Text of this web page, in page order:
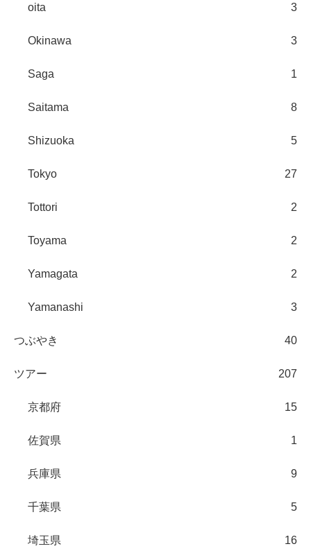
oita 3
Okinawa 3
Saga 1
Saitama 8
Shizuoka 5
Tokyo 27
Tottori 2
Toyama 2
Yamagata 2
Yamanashi 3
つぶやき 40
ツアー 207
京都府 15
佐賀県 1
兵庫県 9
千葉県 5
埼玉県 16